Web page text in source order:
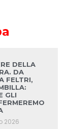
DELLA
DA
FELTRI,
GLI
2026